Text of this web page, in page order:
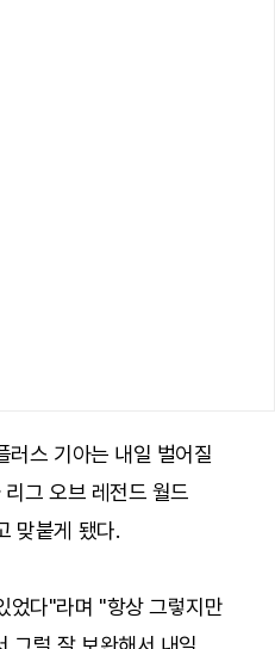
러스 기아는 내일 벌어질
그 오브 레전드 월드
맞붙게 됐다.
었다"라며 "항상 그렇지만